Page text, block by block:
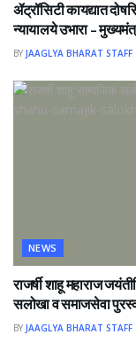
ॲट्रॉसिटी कायद्यात
न्यायालये उभारा –
BY JAAGLYA BHARAT STAFF
NEWS
राजर्षी शाहू महाराज
सलोखा व समाजसेवा
BY JAAGLYA BHARAT STAFF